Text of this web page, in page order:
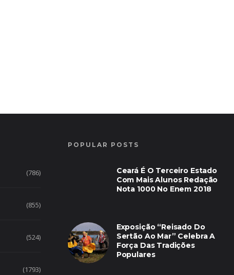
(786)
(855)
(524)
(1793)
POPULAR POSTS
Ceará É O Terceiro Estado
Com Mais Alunos Redação
Nota 1000 No Enem 2018
Exposição “Reisado Do
Sertão Ao Mar” Celebra A
Força Das Tradições
Populares